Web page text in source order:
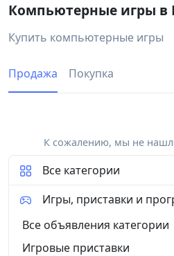
Компьютерные игры
Купить компьютерные игры
Продажа Покупка
К сожалению, мы не
Все категории
Игры, приставки и
Все объявления категории
Игровые приставки